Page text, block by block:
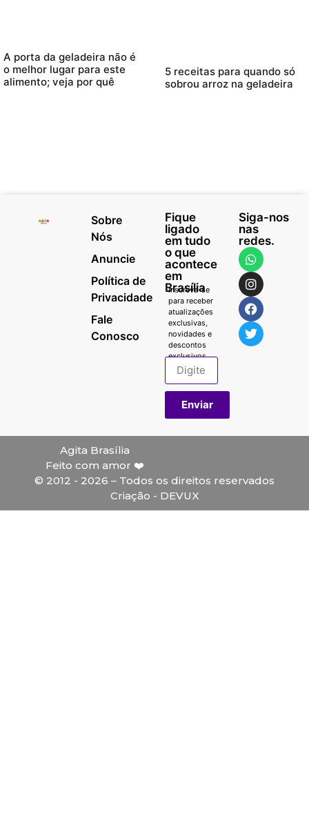
A porta da geladeira não é
o melhor lugar para este
alimento; veja por quê
5 receitas para quando só
sobrou arroz na geladeira
Sobre
Nós
Anuncie
Política de
Privacidade
Fale
Conosco
Fique
ligado
em tudo
o que
acontece
em
Brasília
Inscreva-se
para receber
atualizações
exclusivas,
novidades e
descontos
exclusivos.
Enviar
Siga-nos
nas
redes.
Agita Brasília
Feito com amor ❤️
© 2012 - 2026 – Todos os direitos reservados
Criação - DEVUX